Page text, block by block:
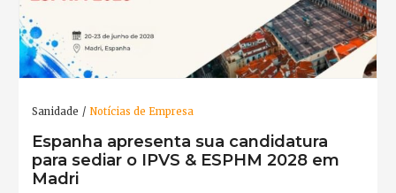
Sanidade Notícias de Empresa
Espanha apresenta sua candidatura
para sediar o IPVS & ESPHM 2028 em
Madri